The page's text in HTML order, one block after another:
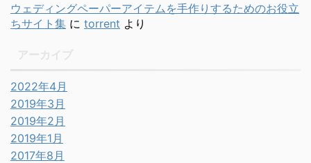
ウェディングペーパーアイテムを手作りするためのお役立
ちサイト集 に torrent より
2022年4月
2019年3月
2019年2月
2019年1月
2017年8月